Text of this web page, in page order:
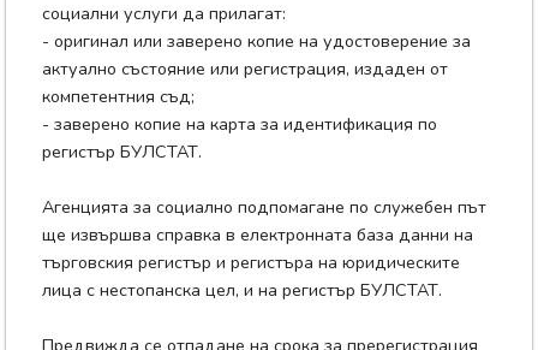
социални услуги да прилагат:
- оригинал или заверено копие на удостоверение за
актуално състояние или регистрация, издаден от
компетентния съд;
- заверено копие на карта за идентификация по
регистър БУЛСТАТ.
Агенцията за социално подпомагане по служебен път
ще извършва справка в електронната база данни на
търговския регистър и регистъра на юридическите
лица с нестопанска цел, и на регистър БУЛСТАТ.